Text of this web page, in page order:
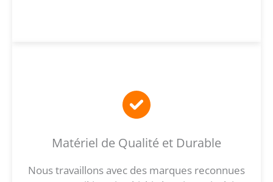
Matériel de Qualité et Durable
Nous travaillons avec des marques reconnues